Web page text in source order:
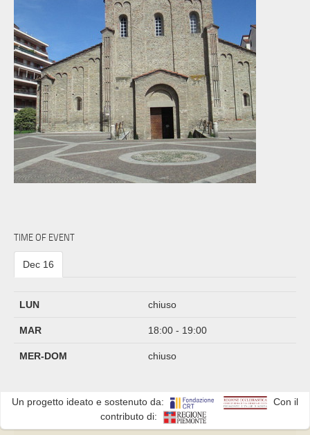
TIME OF EVENT
Dec 16
LUN chiuso
MAR 18:00 - 19:00
MER-DOM chiuso
Un progetto ideato e sostenuto da:
Con il
contributo di: